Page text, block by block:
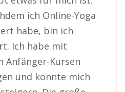
ich Online-Yoga
habe, bin ich
Ich habe mit
Anfänger-Kursen
und konnte mich